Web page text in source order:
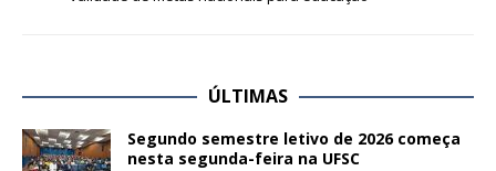
ÚLTIMAS
Segundo semestre letivo de 2026 começa
nesta segunda-feira na UFSC